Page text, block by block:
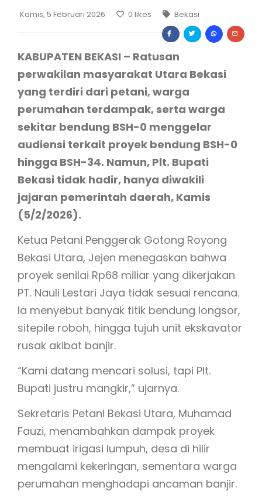
Kamis, 5 Februari 2026 0 likes Bekasi
KABUPATEN BEKASI – Ratusan
perwakilan masyarakat Utara Bekasi
yang terdiri dari petani, warga
perumahan terdampak, serta warga
sekitar bendung BSH-0 menggelar
audiensi terkait proyek bendung BSH-0
hingga BSH-34. Namun, Plt. Bupati
Bekasi tidak hadir, hanya diwakili
jajaran pemerintah daerah, Kamis
(5/2/2026).
Ketua Petani Penggerak Gotong Royong
Bekasi Utara, Jejen menegaskan bahwa
proyek senilai Rp68 miliar yang dikerjakan
PT. Nauli Lestari Jaya tidak sesuai rencana.
Ia menyebut banyak titik bendung longsor,
sitepile roboh, hingga tujuh unit ekskavator
rusak akibat banjir.
“Kami datang mencari solusi, tapi Plt.
Bupati justru mangkir,” ujarnya.
Sekretaris Petani Bekasi Utara, Muhamad
Fauzi, menambahkan dampak proyek
membuat irigasi lumpuh, desa di hilir
mengalami kekeringan, sementara warga
perumahan menghadapi ancaman banjir.